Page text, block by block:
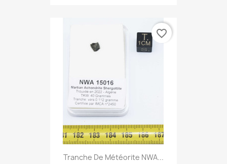
Tranche De Météorite NWA...
favorite_border